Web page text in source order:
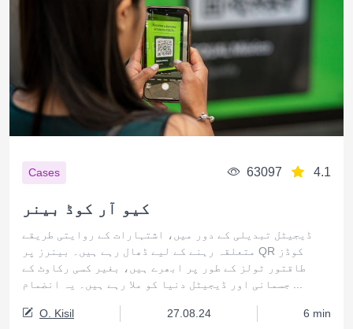
Cases 63097 4.1
کیو آر کوڈ بینر
ڈیجیٹل تبدیلی کے دور میں، اشتہارات کے روایتی طریقے
متعلقہ رہنے کے لیے ڈھال رہے ہیں۔ بینرز پر QR کوڈز
طاقتور ٹولز کے طور پر ابھرے ہیں، بغیر کسی رکاوٹ کے
O. Kisil 27.08.24 6 min